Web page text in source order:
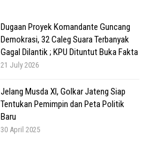
Dugaan Proyek Komandante Guncang
Demokrasi, 32 Caleg Suara Terbanyak
Gagal Dilantik ; KPU Dituntut Buka Fakta
21 July 2026
Jelang Musda XI, Golkar Jateng Siap
Tentukan Pemimpin dan Peta Politik
Baru
30 April 2025